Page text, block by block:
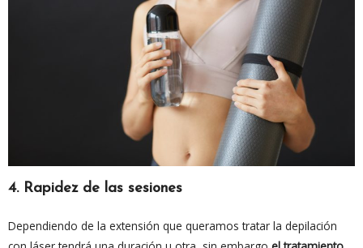
4. Rapidez de las sesiones
Dependiendo de la extensión que queramos tratar la depilación